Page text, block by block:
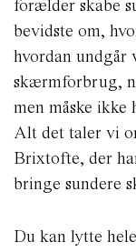
forælder skabe
bevidste om,
hvordan undgår
skærmforbrug,
men måske ikke
Alt det taler vi
Brixtofte, der
bringe sundere
Du kan lytte